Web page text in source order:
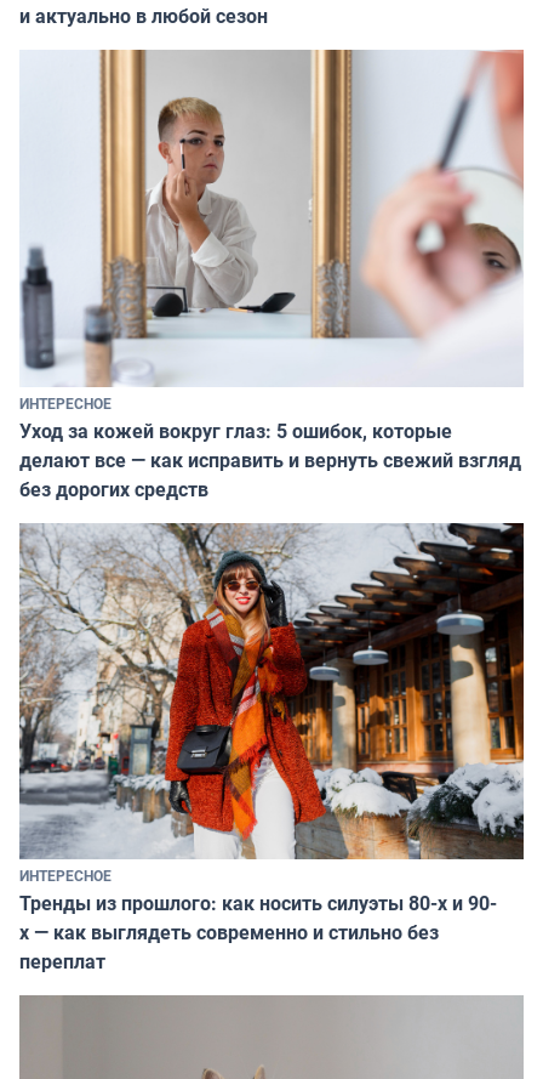
и актуально в любой сезон
ИНТЕРЕСНОЕ
Уход за кожей вокруг глаз: 5 ошибок, которые
делают все — как исправить и вернуть свежий взгляд
без дорогих средств
ИНТЕРЕСНОЕ
Тренды из прошлого: как носить силуэты 80-х и 90-
х — как выглядеть современно и стильно без
переплат